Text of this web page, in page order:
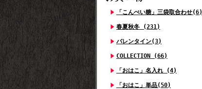
「こんぺい糖」三袋取合わせ(6)
春夏秋冬 (231)
バレンタイン(3)
COLLECTION (66)
「おはこ」名入れ (4)
「おはこ」単品(50)